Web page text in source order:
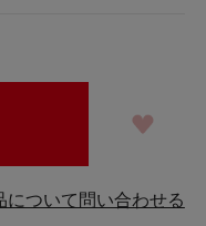
について問い合わせる